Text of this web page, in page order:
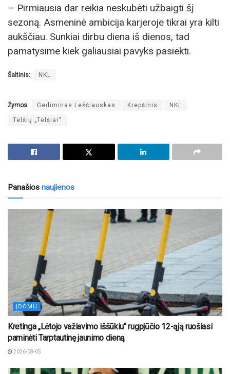
– Pirmiausia dar reikia neskubėti užbaigti šį
sezoną. Asmeninė ambicija karjeroje tikrai yra kilti
aukščiau. Sunkiai dirbu diena iš dienos, tad
pamatysime kiek galiausiai pavyks pasiekti.
Šaltinis: NKL
Žymos: Gediminas Leščiauskas Krepšinis NKL
Telšių „Telšiai“
Panašios naujienos
ĮDOMU
Kretinga „Lėtojo važiavimo iššūkiu“ rugpjūčio 12-ąją ruošiasi
paminėti Tarptautinę jaunimo dieną
2026-08-05